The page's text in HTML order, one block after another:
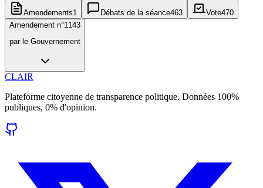
Amendements1 Débats de la séance463 Vote470
Amendement n°1143
par le Gouvernement
CLAIR
Plateforme citoyenne de transparence politique. Données 100%
publiques, 0% d'opinion.